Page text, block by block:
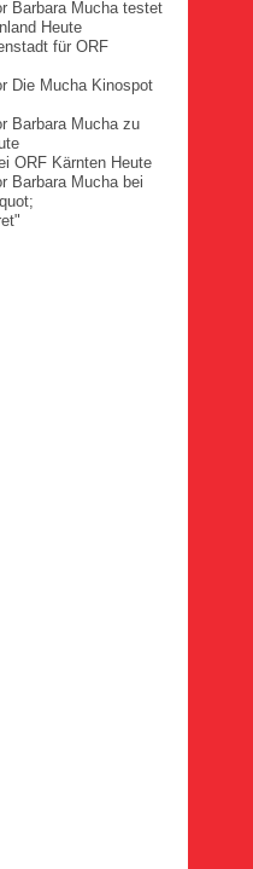
für ORF
ORF Kärnten Heute